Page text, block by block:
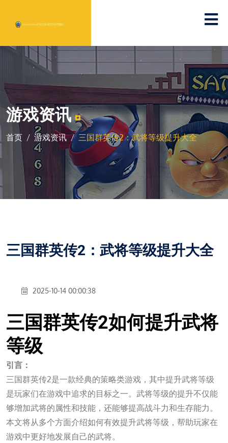
游戏资讯
首页 游戏资讯 三国群英传2：武将等级提升大全
三国群英传2：武将等级提升大全
2025-10-14 00:00:38
三国群英传2如何提升武将
等级
引言：
三国群英传2是一款经典的策略类游戏，其中提升武将等级
是玩家们在游戏中追求的目标之一。武将等级的提升不仅能
够增加武将的属性和技能，还能够提高战斗力和生存能力。
本文将从多个方面介绍如何有效提升武将等级，帮助玩家在
游戏中更好地发展自己的武将。